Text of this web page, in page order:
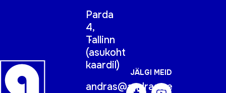
Parda
4,
Tallinn
(asukoht
kaardil)
andras@andras.ee
JÄLGI MEID